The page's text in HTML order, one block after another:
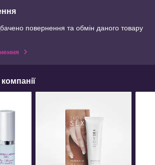
повернення та обмін даного товару